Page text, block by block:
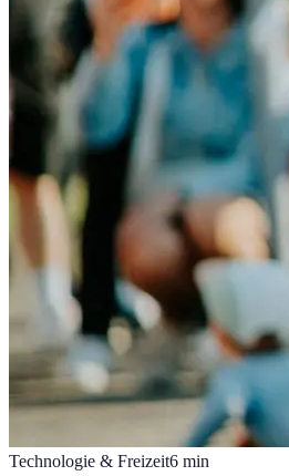
Technologie & Freizeit6 min